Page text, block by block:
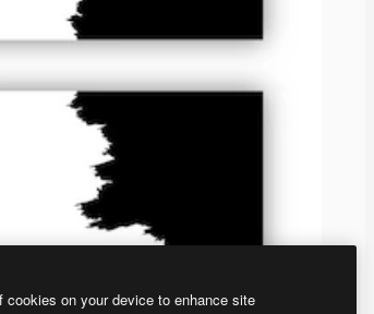
cookies on your device to enhance site